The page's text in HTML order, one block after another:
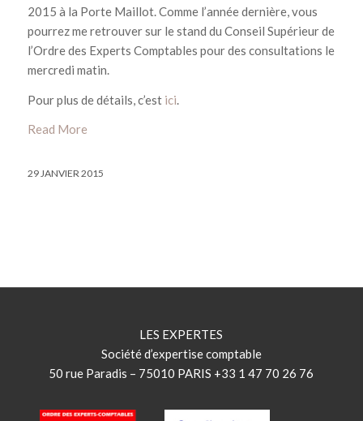
2015 à la Porte Maillot. Comme l’année dernière, vous
pourrez me retrouver sur le stand du Conseil Supérieur de
l’Ordre des Experts Comptables pour des consultations le
mercredi matin.
Pour plus de détails, c’est ici
Read More
29 JANVIER 2015
LES EXPERTES
Société d’expertise comptable
50 rue Paradis – 75010 PARIS +33 1 47 70 26 76